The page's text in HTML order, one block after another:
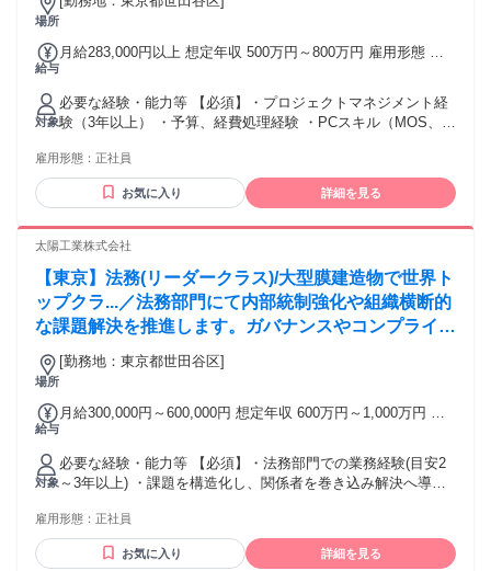
管理運営を担います。朝昼夜3食無料の社員食堂やカ
場所
給与
月給283,000円以上 想定年収 500万円～800万円 雇用形態 正
￥283,000～ 基本給￥214,937～ 固定残業代￥68,063～を含
む/月 諸手当：通勤手当（会社規定に基づき支給）、残業手当
（固定残業代制 超過分別途支給） 試用期間 有 期間：3ヶ月
備考：変更無
対象
必要な経験・能力等 【必須】・プロジェクトマネジメント経
験（3年以上） ・予算、経費処理経験 ・PCスキル（MOS、関
くは同程度の英語力 ・契約業務 ・総務および福利厚生施設の
管理運営経験 ・ビジネスレベルの英語力（会話、文章） ・デ
ータ分析、プレゼンテーション資料の作成ができるPCスキル
雇用形態： 正社員
お気に入り 詳細を見る
太陽工業株式会社
【東京】法務(リーダークラス)/大型膜建造物で世界ト
ップクラ...／法務部門にて内部統制強化や組織横断的
な課題解決を推進します。ガバナンスやコンプライア
ンス等を中心とした法務基盤の整備を通じ、グループ
全体の持続的な事業成長を支えるやりがいのあるポジ
場所
[勤務地：東京都世田谷区]
給与
月給300,000円～600,000円 想定年収 600万円～1,000万円 雇
月給￥300,000～￥600,000 基本給￥300,000～￥600,000を含
む/月 ■賞与実績:年2回（過去平均実績5.56か月） 諸手当：通
勤手当（会社規定に基づき支給）、残業手当（残業時間に応
対象
必要な経験・能力等 【必須】・法務部門での業務経験(目安2
～3年以上) ・課題を構造化し、関係者を巻き込み解決へ導け
調性と対人折衝能力 【歓迎】内部統制業務の知見/会議体事務
局の運用経験/コンサルファーム経験/プロジェクト推進や複数
部門を横断した業務改善経験 ※内部統制の実務経験は不問 ＜
雇用形態： 正社員
お気に入り 詳細を見る